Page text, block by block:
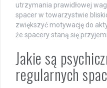
utrzymania prawidłowej
spacer w towarzystwie
zwiększyć motywację do
że spacery staną się
Jakie są
regularnych